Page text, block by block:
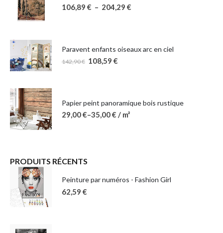
106,89 € – 204,29 €
Paravent enfants oiseaux arc en ciel
142,90€ 108,59 €
Papier peint panoramique bois rustique
29,00€–35,00€ / m²
PRODUITS RÉCENTS
Peinture par numéros - Fashion Girl
62,59 €